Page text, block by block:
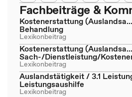
Fachbeiträge &
Kostenerstattung
Behandlung
Lexikonbeitrag
Kostenerstattung (Auslandsa...
Sach-/Dienstleistung/
Lexikonbeitrag
Auslandstätigkeit / 3.1
Leistungsaushilfe
Lexikonbeitrag